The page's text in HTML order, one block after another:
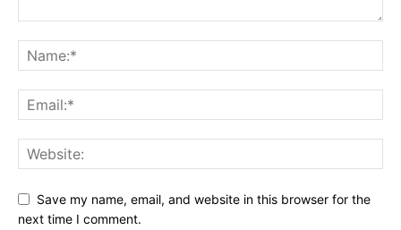
Save my name, email, and website in this browser for the
next time I comment.